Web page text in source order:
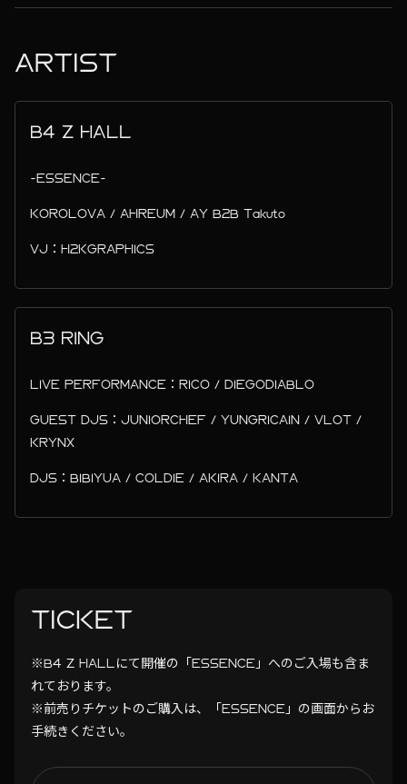
ARTIST
B4 Z HALL
-ESSENCE-
KOROLOVA / AHREUM / AY B2B Takuto
VJ：H2KGRAPHICS
B3 RING
LIVE PERFORMANCE：RICO / DIEGODIABLO
GUEST DJS：JUNIORCHEF / YUNGRICAIN / VLOT /
KRYNX
DJS：BIBIYUA / COLDIE / AKIRA / KANTA
TICKET
※B4 Z HALLにて開催の「ESSENCE」へのご入場も含ま
れております。
※前売りチケットのご購入は、「ESSENCE」の画面からお
手続きください。